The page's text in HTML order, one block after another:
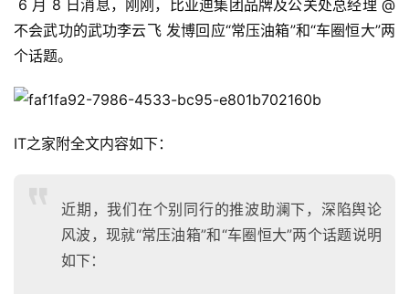
6 月 8 日消息，刚刚，比亚迪集团品牌及公关处总经理 @
不会武功的武功李云飞 发博回应“常压油箱”和“车圈恒大”两
个话题。
IT之家附全文内容如下：
近期，我们在个别同行的推波助澜下，深陷舆论
风波，现就“常压油箱”和“车圈恒大”两个话题说明
如下：